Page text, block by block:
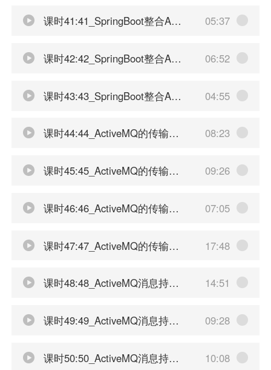
课时41:41_SpringBoot整合ActiveMQ之队列消费者 05:37
课时42:42_SpringBoot整合ActiveMQ之主题生产者 06:52
课时43:43_SpringBoot整合ActiveMQ之主题消费者 04:55
课时44:44_ActiveMQ的传输协议简介 08:23
课时45:45_ActiveMQ的传输协议种类 09:26
课时46:46_ActiveMQ的传输协议之NIO 07:05
课时47:47_ActiveMQ的传输协议之NIO加强 17:48
课时48:48_ActiveMQ消息持久化理论简介 14:51
课时49:49_ActiveMQ消息持久化机制之AMQ和KahaDB 09:28
课时50:50_ActiveMQ消息持久化机制之KahaDB的存储原理 10:08